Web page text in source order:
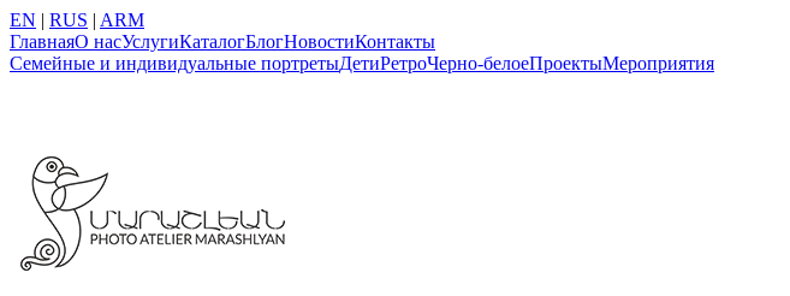
EN | RUS | ARM
ГлавнаяО насУслугиКаталогБлогНовостиКонтакты
Семейные и индивидуальные портретыДетиРетроЧерно-белоеПроектыМероприятия